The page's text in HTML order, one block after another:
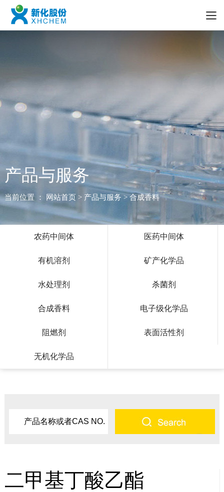
产品与服务
当前位置 ： 网站首页> 产品与服务 > 合成香料
农药中间体 医药中间体
有机溶剂 矿产化学品
水处理剂 杀菌剂
合成香料 电子级化学品
阻燃剂 表面活性剂
无机化学品
二甲基丁酸乙酯